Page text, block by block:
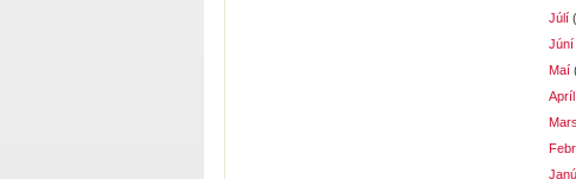
Júlí
Júní
Maí
Apríl
Mars